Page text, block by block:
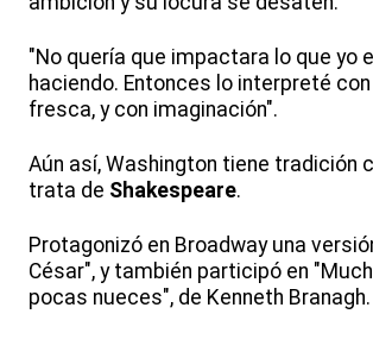
"No quería que impactara lo que yo
haciendo. Entonces lo interpreté
fresca, y con imaginación".
Aún así, Washington tiene tradición
trata de Shakespeare.
Protagonizó en Broadway una
César", y también participó en
pocas nueces", de Kenneth Branagh.